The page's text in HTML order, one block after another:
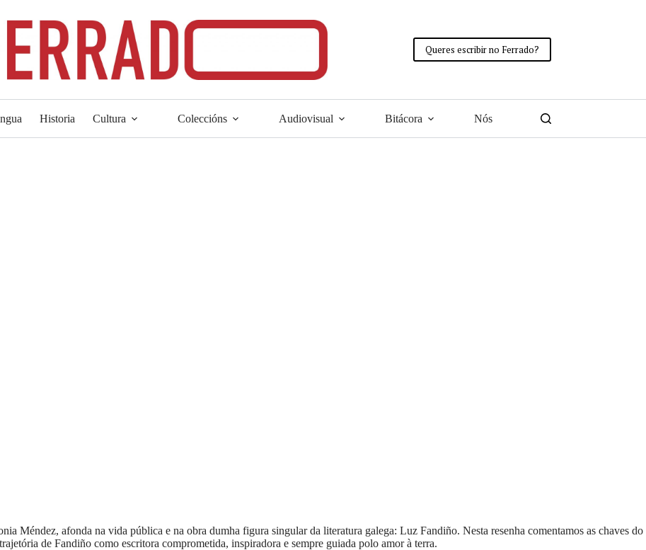
Queres escribir no Ferrado?
Historia Cultura Coleccións Audiovisual Bitácora Nós
Méndez, afonda na vida pública e na obra dumha figura singular da literatura galega: Luz Fandiño. Nesta resenha comentamos as chaves do
de Fandiño como escritora comprometida, inspiradora e sempre guiada polo amor à terra.